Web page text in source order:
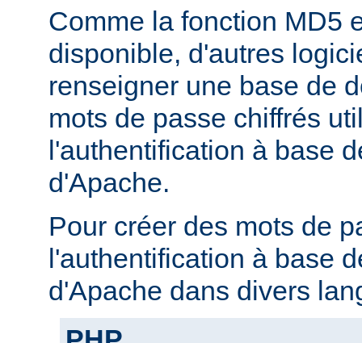
Comme la fonction MD5
disponible, d'autres
renseigner une base de
mots de passe chiffrés
l'authentification à base
d'Apache.
Pour créer des mots de
l'authentification à base
d'Apache dans divers